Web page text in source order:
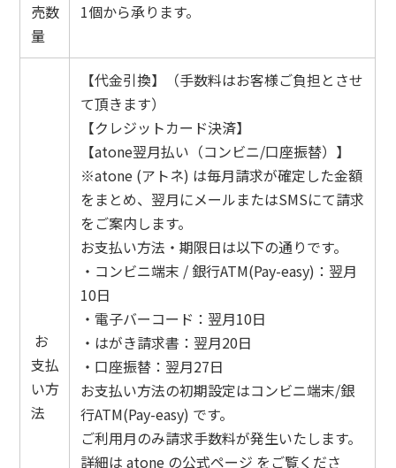
売数
量
1個から承ります。
お
支払
い方
法
【代金引換】（手数料はお客様ご負担とさせ
て頂きます）
【クレジットカード決済】
【atone翌月払い（コンビニ/口座振替）】
※atone (アトネ) は毎月請求が確定した金額
をまとめ、翌月にメールまたはSMSにて請求
をご案内します。
お支払い方法・期限日は以下の通りです。
・コンビニ端末 / 銀行ATM(Pay-easy)：翌月
10日
・電子バーコード：翌月10日
・はがき請求書：翌月20日
・口座振替：翌月27日
お支払い方法の初期設定はコンビニ端末/銀
行ATM(Pay-easy) です。
ご利用月のみ請求手数料が発生いたします。
詳細は atone の公式ページ をご覧くださ